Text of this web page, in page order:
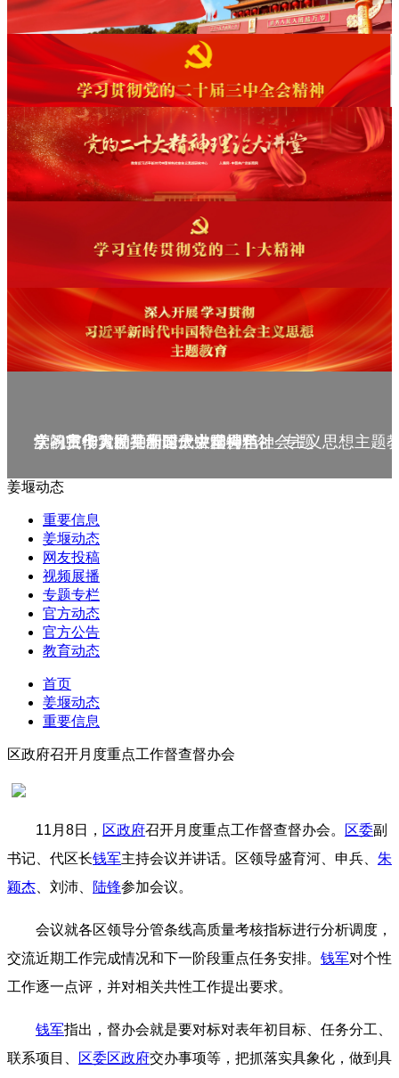
庆祝中华人民共和国成立75周年
学习贯彻党的二十届三中全会精神_专题
党的二十大精神理论大讲堂--理论
学习宣传贯彻党的二十大精神
学习贯彻习近平新时代中国特色社会主义思想主题
姜堰动态
重要信息
姜堰动态
网友投稿
视频展播
专题专栏
官方动态
官方公告
教育动态
首页
姜堰动态
重要信息
区政府召开月度重点工作督查督办会
11月8日， 区政府召开月度重点工作督查督办会。 区委副
书记、代区长钱军主持会议并讲话。区领导盛育河、申兵、 朱
颖杰 、刘沛、 陆锋参加会议。
会议就各区领导分管条线高质量考核指标进行分析调度，
交流近期工作完成情况和下一阶段重点任务安排。 钱军对个性
工作逐一点评，并对相关共性工作提出要求。
钱军指出，督办会就是要对标对表年初目标、任务分工、
联系项目、
区委区政府交办事项等，把抓落实具象化，做到具